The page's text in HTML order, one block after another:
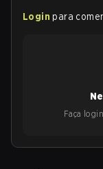
Login para
Faça